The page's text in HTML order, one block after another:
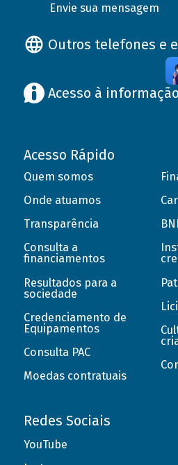
Envie sua mensagem
Outros telefones e
Acesso à informação
Acesso Rápido
Quem somos
Onde atuamos
Transparência
Consulta a
financiamentos
Resultados para a
sociedade
Credenciamento de
Equipamentos
Consulta PAC
Moedas contratuais
Redes Sociais
YouTube